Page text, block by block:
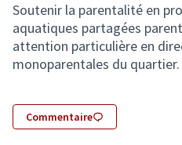
Soutenir la parentalité en
aquatiques partagées
attention particulière en
monoparentales du quartier.
Commentaire